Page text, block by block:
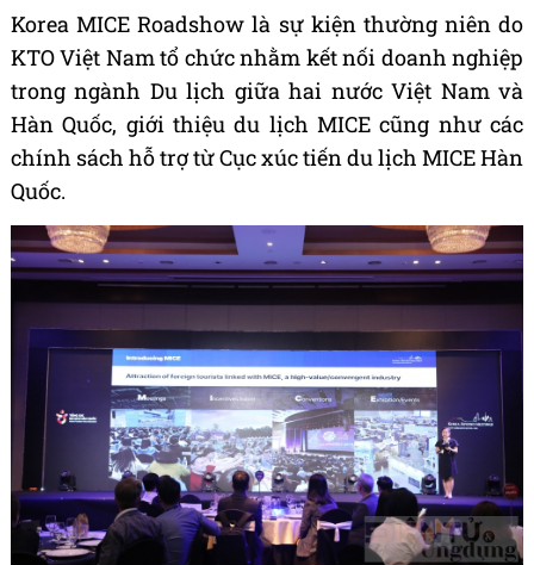
Korea MICE Roadshow là sự kiện thường niên do
KTO Việt Nam tổ chức nhằm kết nối doanh nghiệp
trong ngành Du lịch giữa hai nước Việt Nam và
Hàn Quốc, giới thiệu du lịch MICE cũng như các
chính sách hỗ trợ từ Cục xúc tiến du lịch MICE Hàn
Quốc.